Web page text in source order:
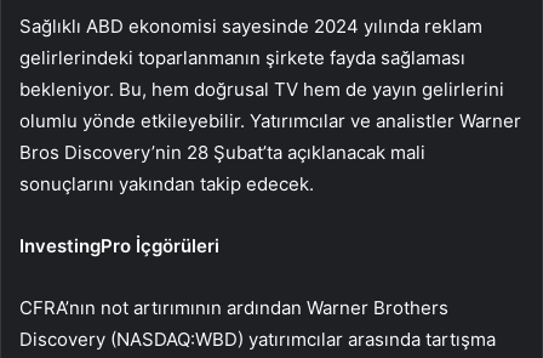
Sağlıklı ABD ekonomisi sayesinde 2024 yılında reklam
gelirlerindeki toparlanmanın şirkete fayda sağlaması
bekleniyor. Bu, hem doğrusal TV hem de yayın gelirlerini
olumlu yönde etkileyebilir. Yatırımcılar ve analistler Warner
Bros Discovery’nin 28 Şubat’ta açıklanacak mali
sonuçlarını yakından takip edecek.
InvestingPro İçgörüleri
CFRA’nın not artırımının ardından Warner Brothers
Discovery (NASDAQ:WBD) yatırımcılar arasında tartışma